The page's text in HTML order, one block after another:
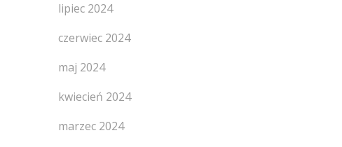
lipiec 2024
czerwiec 2024
maj 2024
kwiecień 2024
marzec 2024